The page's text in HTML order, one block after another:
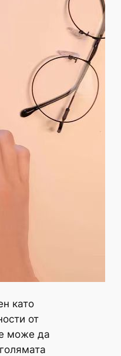
като
от
може да